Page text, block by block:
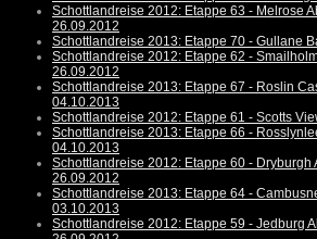
Schottlandreise 2012: Etappe 63 - Melrose
26.09.2012
Schottlandreise 2013: Etappe 70 - Gullane
Schottlandreise 2012: Etappe 62 -
26.09.2012
Schottlandreise 2013: Etappe 67 - Roslin
04.10.2013
Schottlandreise 2012: Etappe 61 - Scotts
Schottlandreise 2013: Etappe 66 -
04.10.2013
Schottlandreise 2012: Etappe 60 - Dryburgh
26.09.2012
Schottlandreise 2013: Etappe 64 -
03.10.2013
Schottlandreise 2012: Etappe 59 - Jedburg